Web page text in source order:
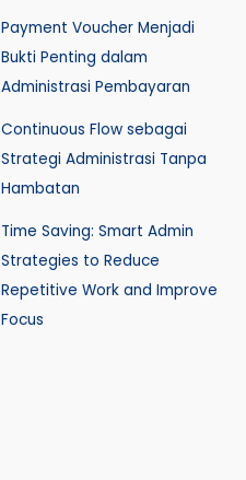
Payment Voucher Menjadi
Bukti Penting dalam
Administrasi Pembayaran
Continuous Flow sebagai
Strategi Administrasi Tanpa
Hambatan
Time Saving: Smart Admin
Strategies to Reduce
Repetitive Work and Improve
Focus